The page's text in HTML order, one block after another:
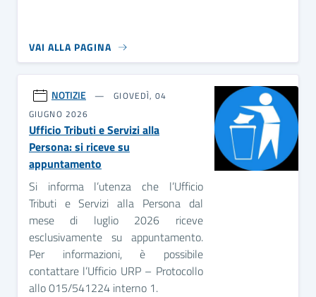
VAI ALLA PAGINA
NOTIZIE
GIOVEDÌ, 04
GIUGNO 2026
Ufficio Tributi e Servizi alla
Persona: si riceve su
appuntamento
Si informa l’utenza che l’Ufficio
Tributi e Servizi alla Persona dal
mese di luglio 2026 riceve
esclusivamente su appuntamento.
Per informazioni, è possibile
contattare l’Ufficio URP – Protocollo
allo 015/541224 interno 1.